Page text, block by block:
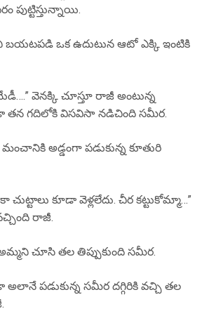
పుట్టిస్తున్నాయి.
బయటపడి ఒక ఉదుటున ఆటో ఎక్కి ఇంటికి
వెనక్కి చూస్తూ రాజీ అంటున్న
తన గదిలోకి విసవిసా నడిచింది సమీర.
మంచానికి అడ్డంగా పడుకున్న కూతురి
చుట్టాలు కూడా వెళ్లలేదు. చీర కట్టుకోమ్మా…”
రాజీ.
చూసి తల తిప్పుకుంది సమీర.
పడుకున్న సమీర దగ్గిరికి వచ్చి తల